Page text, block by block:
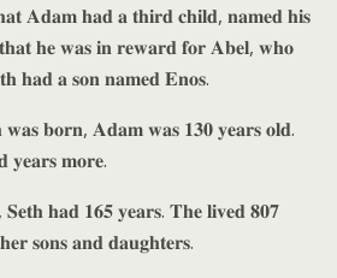
𝐀𝐝𝐚𝐦 𝐡𝐚𝐝 𝐚 𝐭𝐡𝐢𝐫𝐝 𝐜𝐡𝐢𝐥𝐝, 𝐧𝐚𝐦𝐞𝐝 𝐡𝐢𝐬
𝐡𝐞 𝐰𝐚𝐬 𝐢𝐧 𝐫𝐞𝐰𝐚𝐫𝐝 𝐟𝐨𝐫 𝐀𝐛𝐞𝐥, 𝐰𝐡𝐨
𝐡𝐚𝐝 𝐚 𝐬𝐨𝐧 𝐧𝐚𝐦𝐞𝐝 𝐄𝐧𝐨𝐬.
𝐰𝐚𝐬 𝐛𝐨𝐫𝐧, 𝐀𝐝𝐚𝐦 𝐰𝐚𝐬 𝟏𝟑𝟎 𝐲𝐞𝐚𝐫𝐬 𝐨𝐥𝐝.
𝐲𝐞𝐚𝐫𝐬 𝐦𝐨𝐫𝐞.
𝐡𝐚𝐝 𝟏𝟔𝟓 𝐲𝐞𝐚𝐫𝐬. 𝐓𝐡𝐞 𝐥𝐢𝐯𝐞𝐝 𝟖𝟎𝟕
𝐬𝐨𝐧𝐬 𝐚𝐧𝐝 𝐝𝐚𝐮𝐠𝐡𝐭𝐞𝐫𝐬.